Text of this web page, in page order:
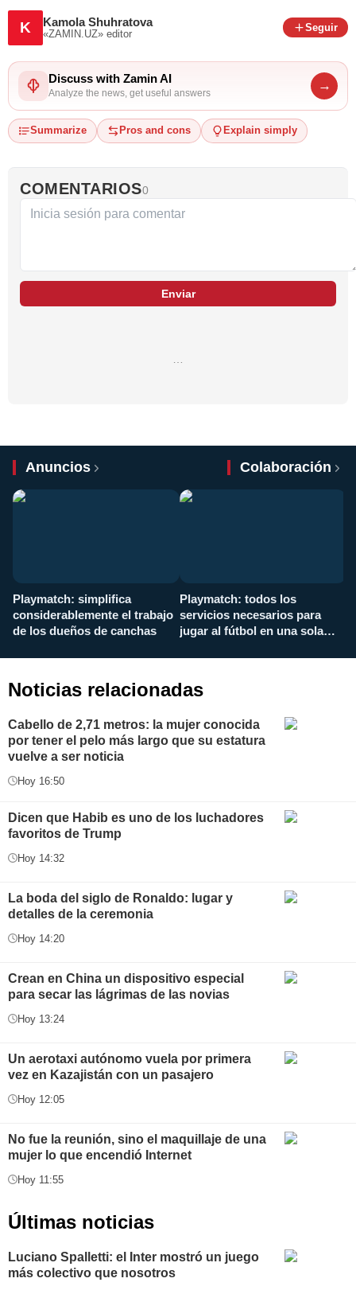
K Kamola Shuhratova
«ZAMIN.UZ» editor
Seguir
Discuss with Zamin AI
Analyze the news, get useful answers
→
Summarize Pros and cons Explain simply
COMENTARIOS0
Enviar
Anuncios Colaboración
Playmatch: simplifica
considerablemente el trabajo
de los dueños de canchas
Playmatch: todos los
servicios necesarios para
jugar al fútbol en una sola
Noticias relacionadas
Cabello de 2,71 metros: la mujer conocida
por tener el pelo más largo que su estatura
vuelve a ser noticia
Hoy 16:50
Dicen que Habib es uno de los luchadores
favoritos de Trump
Hoy 14:32
La boda del siglo de Ronaldo: lugar y
detalles de la ceremonia
Hoy 14:20
Crean en China un dispositivo especial
para secar las lágrimas de las novias
Hoy 13:24
Un aerotaxi autónomo vuela por primera
vez en Kazajistán con un pasajero
Hoy 12:05
No fue la reunión, sino el maquillaje de una
mujer lo que encendió Internet
Hoy 11:55
Últimas noticias
Luciano Spalletti: el Inter mostró un juego
más colectivo que nosotros